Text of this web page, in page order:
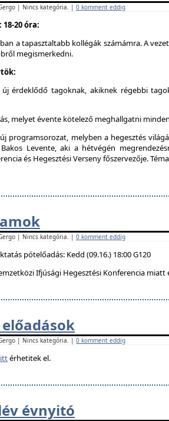
| Nincs kategória. | 0 komment eddig
20 óra:
a tapasztaltabb kollégák számámra. A
megismerkedni.
érdeklődő tagoknak, akiknek régebbi
melyet évente kötelező meghallgatni
programsorozat, melyben a hegesztés
Levente, aki a hétvégén
és Hegesztési Verseny főszervezője.
| Nincs kategória. | 0 komment eddig
pótelőadás: Kedd (09.16.) 18:00 G120
Ifjúsági Hegesztési Konferencia miatt
| Nincs kategória. | 0 komment eddig
ittérhetitek el.
évnyitó